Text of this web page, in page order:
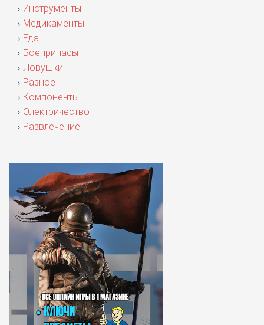
Инструменты
Медикаменты
Еда
Боеприпасы
Ловушки
Разное
Компоненты
Электричество
Развлечение